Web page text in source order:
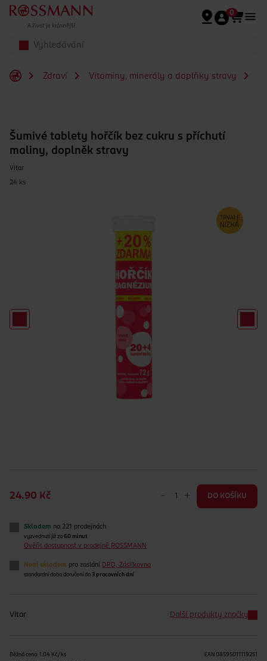
Přeskočit na hlavmní obsah
0
Zdraví Vitaminy, minerály a doplňky stravy
Šumivé tablety hořčík bez cukru s příchutí
maliny, doplněk stravy
Vitar
24 ks
24.90 Kč - + DO KOŠÍKU
Skladem na 221 prodejnách
vyzvednutí již za 60 minut
Ověřit dostupnost v prodejně ROSSMANN
Není skladem pro zaslání DPD, Zásilkovna
standardní doba doručení do 3 pracovních dní
Vitar Další produkty značky
Běžná cena: 1.04 Kč/ks
EAN 08595011119251